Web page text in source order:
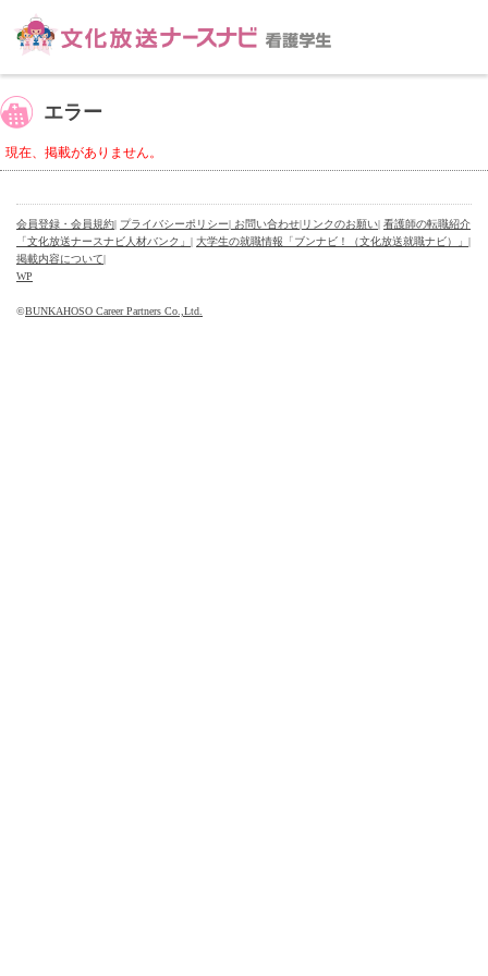
エラー
現在、掲載がありません。
会員登録・会員規約| プライバシーポリシー| お問い合わせ|リンクのお願い| 看護師の転職紹介
「文化放送ナースナビ人材バンク」 | 大学生の就職情報「ブンナビ！（文化放送就職ナビ）」 |
掲載内容について|
WP
©BUNKAHOSO Career Partners Co.,Ltd.